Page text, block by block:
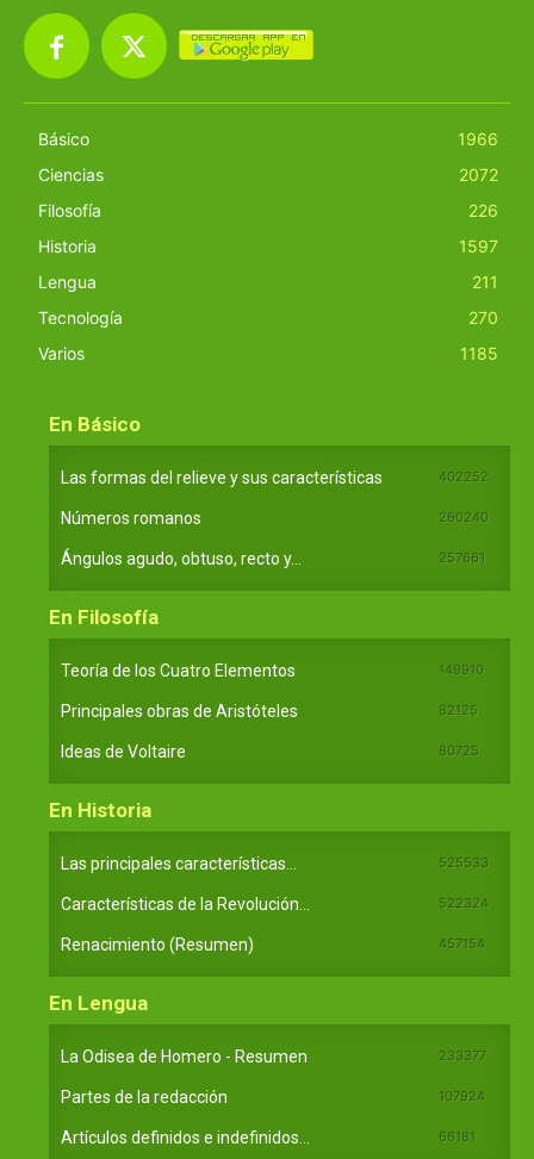
Básico
1966
Ciencias
2072
Filosofía
226
Historia
1597
Lengua
211
Tecnología
270
Varios
1185
En Básico
Las formas del relieve y sus características 402252
Números romanos 260240
Ángulos agudo, obtuso, recto y... 257661
En Filosofía
Teoría de los Cuatro Elementos 149910
Principales obras de Aristóteles 82125
Ideas de Voltaire 80725
En Historia
Las principales características... 525533
Características de la Revolución... 522324
Renacimiento (Resumen) 457154
En Lengua
La Odisea de Homero - Resumen 233377
Partes de la redacción 107924
Artículos definidos e indefinidos... 66181